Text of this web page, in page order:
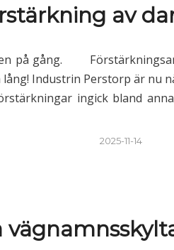
av
på gång.
lång! Industrin Perstorp är nu
ingick bland
2025-11-14